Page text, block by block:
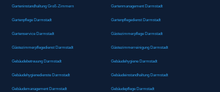
Garteninstandhaltung Groß-Zimmern Gartenmanagement Darmstadt
Gartenpflege Darmstadt Gartenpflegedienst Darmstadt
Gartenservice Darmstadt Gästezimmerpflege Darmstadt
Gästezimmerpflegedienst Darmstadt Gästezimmerreinigung Darmstadt
Gebäudebetreuung Darmstadt Gebäudehygiene Darmstadt
Gebäudehygienedienste Darmstadt Gebäudeinstandhaltung Darmstadt
Gebäudemanagement Darmstadt Gebäudepflege Darmstadt